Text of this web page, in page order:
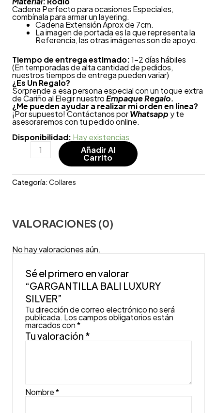
Cadena Perfecto para ocasiones Especiales,
combínala para armar un layering.
Cadena Extensión Aprox de 7cm.
La imagen de portada es la que representa la
Referencia, las otras imágenes son de apoyo.
Tiempo de entrega estimado:1-2 días hábiles
(En temporadas de alta cantidad de pedidos,
nuestros tiempos de entrega pueden variar)
¿Es Un Regalo?
Sorprende a esa persona especial con un toque extra
de Cariño al Elegir nuestroEmpaque Regalo.
¿Me pueden ayudar a realizar mi orden en línea?
¡Por supuesto! Contáctanos porWhatsapp y te
asesoraremos con tu pedido online.
Disponibilidad: Hay existencias
Añadir Al
Carrito
Categoría:Collares
VALORACIONES (0)
No hay valoraciones aún.
Sé el primero en valorar
“GARGANTILLA BALI LUXURY
SILVER”
Tu dirección de correo electrónico no será
publicada. Los campos obligatorios están
marcados con*
Tu valoración *
Nombre*